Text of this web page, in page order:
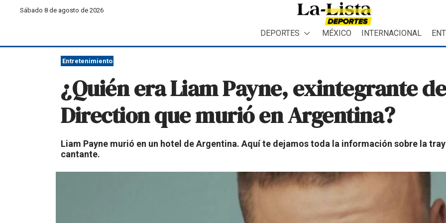
Sábado 8 de agosto de 2026
DEPORTES MÉXICO INTERNACIONAL
Entretenimiento
¿Quién era Liam Payne, exintegrante
Direction que murió en Argentina?
Liam Payne murió en un hotel de Argentina. Aquí te dejamos toda la información sobre la
cantante.